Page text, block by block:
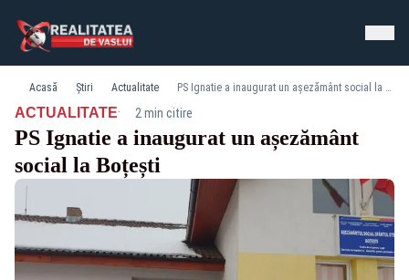
Acasă Știri Actualitate PS Ignatie a inaugurat un așezământ social la Boțești
ACTUALITATE· 2 min citire
PS Ignatie a inaugurat un așezământ
social la Boțești